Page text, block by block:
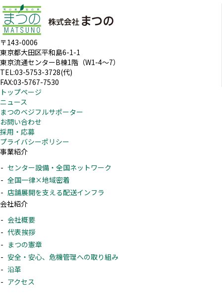
〒143-0006
東京都大田区平和島6-1-1
東京流通センターB棟1階（W1-4～7）
TEL:03-5753-3728(代)
FAX:03-5767-7530
トップページ
ニュース
まつのベジフルサポーター
お問い合わせ
採用・応募
プライバシーポリシー
事業紹介
センター設備・全国ネットワーク
全国一律×地域密着
店舗展開を支える配送インフラ
会社紹介
会社概要
代表挨拶
まつの憲章
安全・安心、危機管理への取り組み
沿革
アクセス